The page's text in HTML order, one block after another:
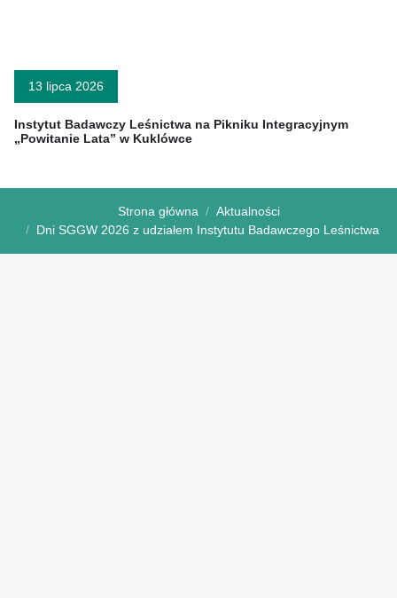
13 lipca 2026
Instytut Badawczy Leśnictwa na Pikniku Integracyjnym
„Powitanie Lata” w Kuklówce
Strona główna
Aktualności
Dni SGGW 2026 z udziałem Instytutu Badawczego Leśnictwa